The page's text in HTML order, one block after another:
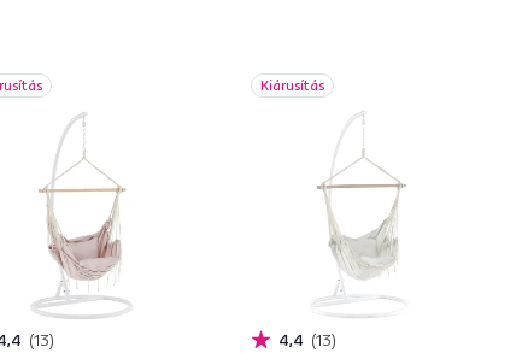
13
Kiárusítás
4,4 13